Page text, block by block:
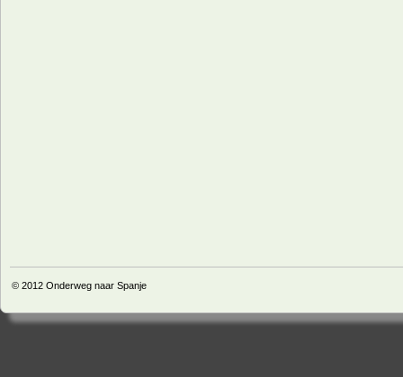
© 2012 Onderweg naar Spanje